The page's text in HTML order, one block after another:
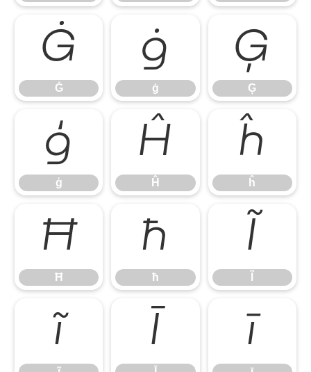
Ġ
Ġ
ġ
ġ
Ģ
Ģ
ģ
ģ
Ĥ
Ĥ
ĥ
ĥ
Ħ
Ħ
ħ
ħ
Ĩ
ĩ Ī ī